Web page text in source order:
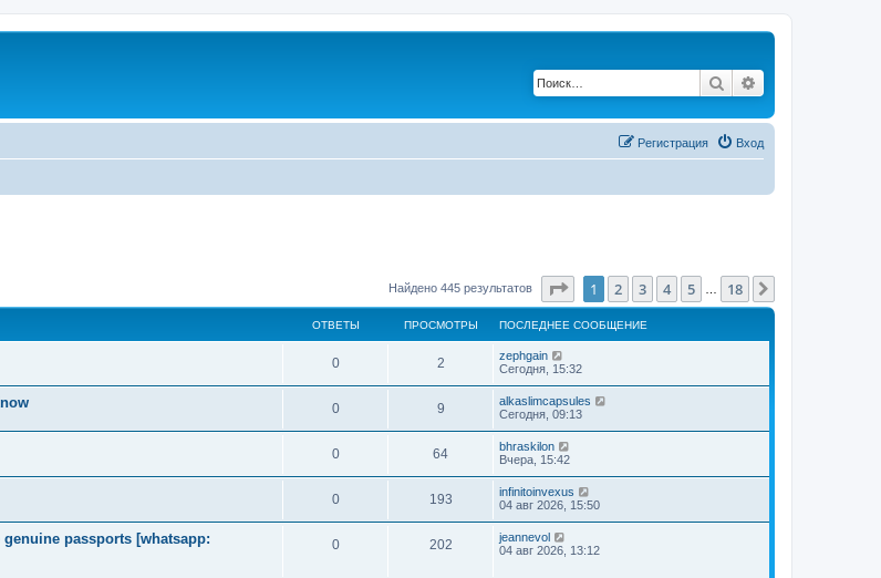
Поиск
Вход
Регистрация
Найдено 445 результатов Страница1 из 18
1 2 3 4 5 18
ОТВЕТЫ ПРОСМОТРЫ ПОСЛЕДНЕЕ СООБЩЕНИЕ
0 2
zephgain
Сегодня, 15:32
0 9
alkaslimcapsules
Сегодня, 09:13
0 64
bhraskilon
Вчера, 15:42
0 193
infinitoinvexus
04 авг 2026, 15:50
passports [whatsapp:
0 202
jeannevol
04 авг 2026, 13:12